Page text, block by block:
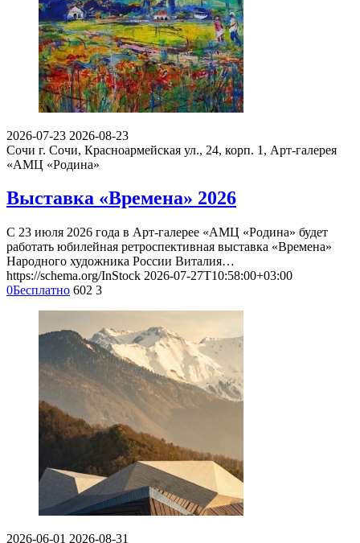
2026-07-23 2026-08-23
Сочи г. Сочи, Красноармейская ул., 24, корп. 1, Арт-галерея
«АМЦ «Родина»
Выставка «Времена» 2026
С 23 июля 2026 года в Арт-галерее «АМЦ «Родина» будет
работать юбилейная ретроспективная выставка «Времена»
Народного художника России Виталия…
https://schema.org/InStock 2026-07-27T10:58:00+03:00
0Бесплатно 602 3
2026-06-01 2026-08-31